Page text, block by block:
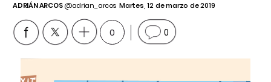
ADRIÁN ARCOS@adrian_arcos Martes, 12 de marzo de 2019
0 0